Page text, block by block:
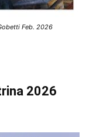
Feb. 2026
2026